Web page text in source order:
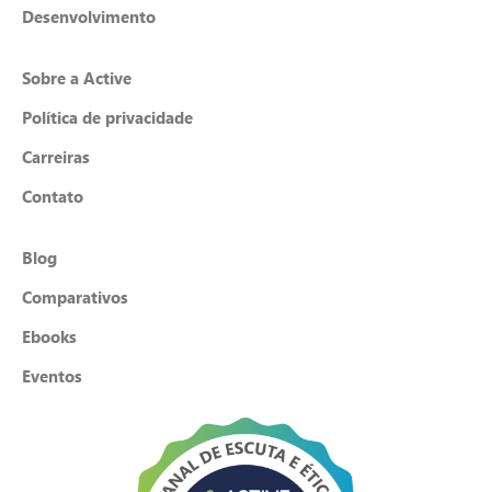
Desenvolvimento
Sobre a Active
Política de privacidade
Carreiras
Contato
Blog
Comparativos
Ebooks
Eventos